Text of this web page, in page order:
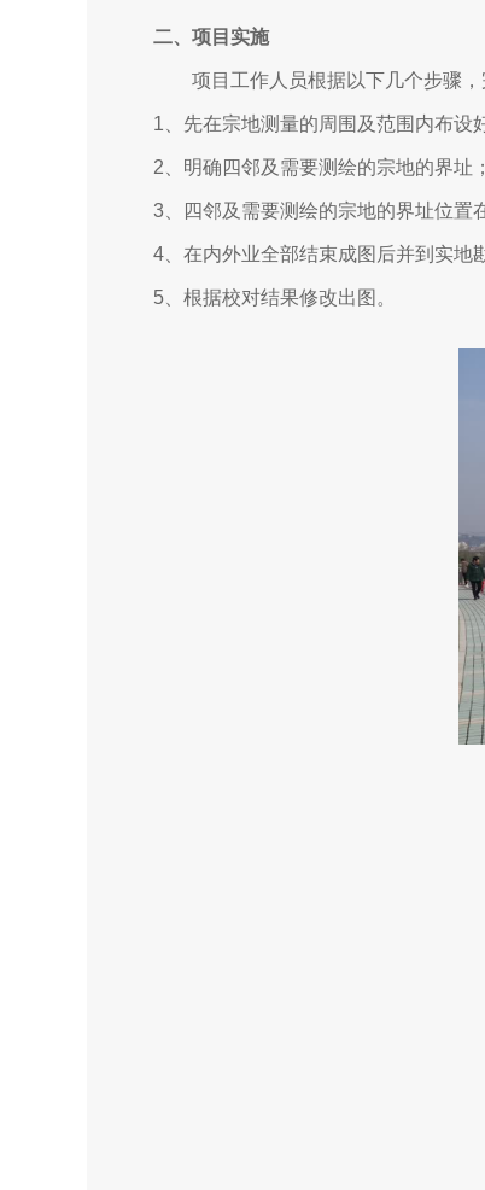
二、项目实施
项目工作人员根据以下几个步骤，
1、先在宗地测量的周围及范围内布设
2、明确四邻及需要测绘的宗地的界址；
3、四邻及需要测绘的宗地的界址位置
4、在内外业全部结束成图后并到实地
5、根据校对结果修改出图。